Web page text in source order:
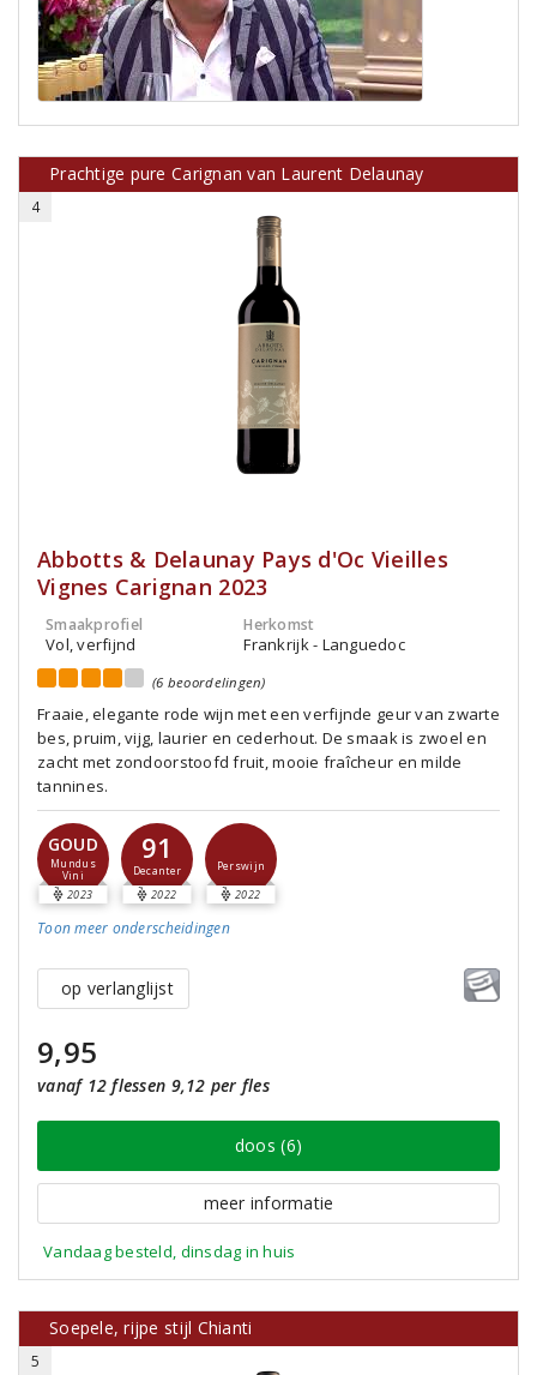
Prachtige pure Carignan van Laurent Delaunay
4
Abbotts & Delaunay Pays d'Oc Vieilles
Vignes Carignan 2023
Smaakprofiel
Vol, verfijnd
Herkomst
Frankrijk - Languedoc
(6 beoordelingen)
Fraaie, elegante rode wijn met een verfijnde geur van zwarte
bes, pruim, vijg, laurier en cederhout. De smaak is zwoel en
zacht met zondoorstoofd fruit, mooie fraîcheur en milde
tannines.
GOUD
Mundus
Vini
2023
91
Decanter
2022
Perswijn
2022
Toon meer onderscheidingen
op verlanglijst
9,95
vanaf 12 flessen 9,12 per fles
doos (6)
meer informatie
Vandaag besteld, dinsdag in huis
Soepele, rijpe stijl Chianti
5